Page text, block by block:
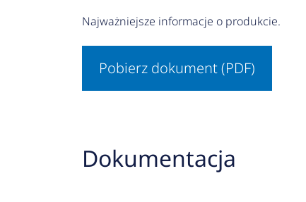
Najważniejsze informacje o produkcie.
Pobierz dokument (PDF)
Dokumentacja